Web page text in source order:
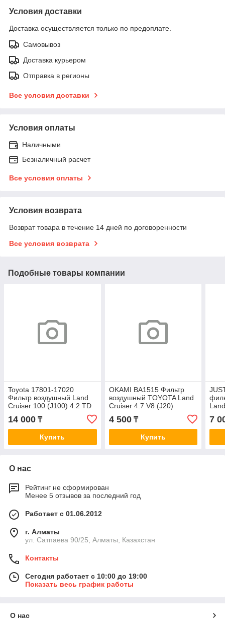
Условия доставки
Доставка осуществляется только по предоплате.
Самовывоз
Доставка курьером
Отправка в регионы
Все условия доставки
Условия оплаты
Наличными
Безналичный расчет
Все условия оплаты
Условия возврата
Возврат товара в течение 14 дней по договоренности
Все условия возврата
Подобные товары компании
Toyota 17801-17020
Фильтр воздушный Land
Cruiser 100 (J100) 4.2 TD
A1503
14 000 ₸
Купить
OKAMI BA1515 Фильтр
воздушный TOYOTA Land
Cruiser 4.7 V8 (J20)
38030) A1515
4 500₸
Купить
7
О нас
Рейтинг не сформирован
Менее 5 отзывов за последний год
Работает с 01.06.2012
г. Алматы
ул. Сатпаева 90/25, Алматы, Казахстан
Контакты
Сегодня работает с 10:00 до 19:00
Показать весь график работы
О нас